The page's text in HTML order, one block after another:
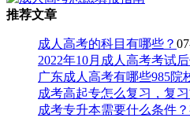
推荐文章
成人高考的科目有哪些？
2022年10月成人高考考试
广东成人高考有哪些985院
成考高起专怎么复习，复
成考专升本需要什么条件